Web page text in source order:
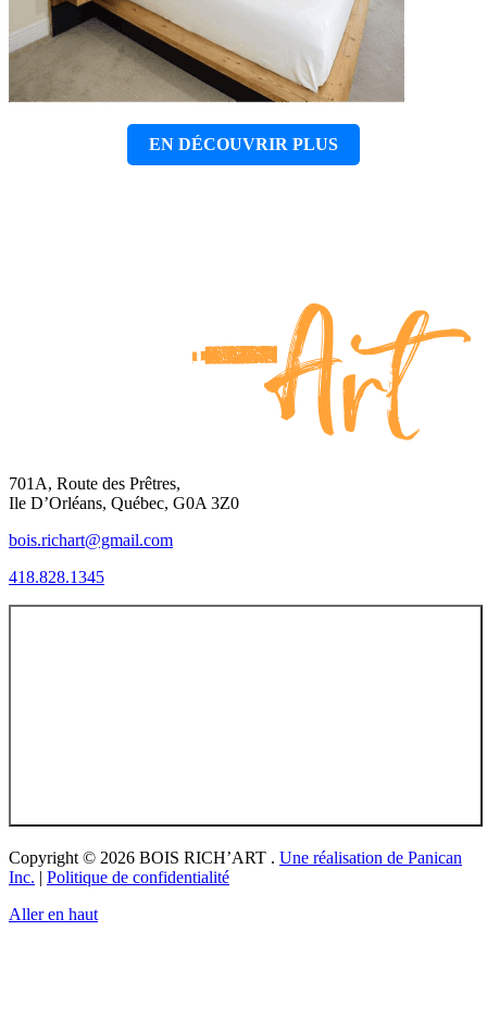
EN DÉCOUVRIR PLUS
701A, Route des Prêtres,
Ile D’Orléans, Québec, G0A 3Z0
bois.richart@gmail.com
418.828.1345
Copyright © 2026 BOIS RICH’ART . Une réalisation de Panican
Inc. | Politique de confidentialité
Aller en haut